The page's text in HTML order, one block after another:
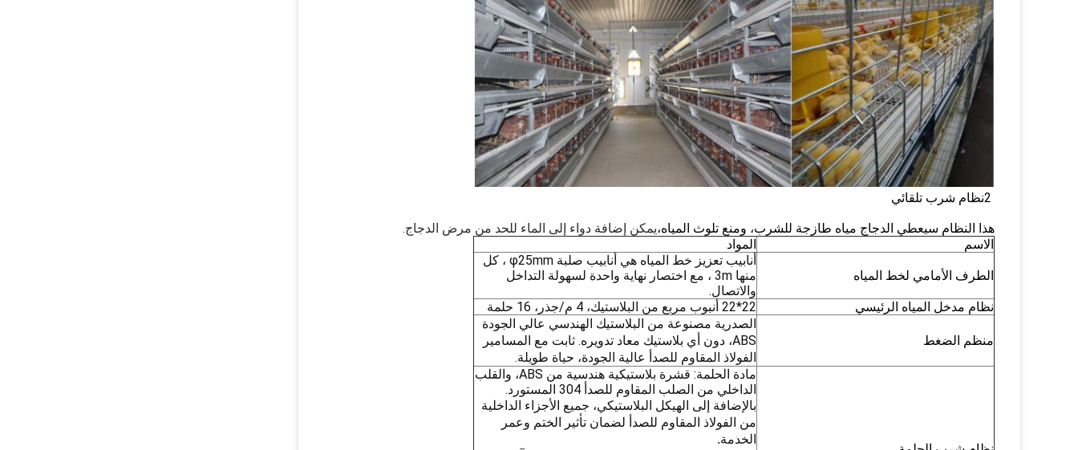
2نظام شرب تلقائي
هذا النظام سيعطي الدجاج مياه طازجة للشرب، ومنع تلوث المياه،يمكن إضافة دواء إلى الماء للحد من مرض الدجاج.
الاسم
المواد
الطرف الأمامي لخط المياه
أنابيب تعزيز خط المياه هي أنابيب صلبة φ25mm ، كل
منها 3m ، مع اختصار نهاية واحدة لسهولة التداخل
والاتصال.
نظام مدخل المياه الرئيسي
22*22 أنبوب مربع من البلاستيك، 4 م/جذر، 16 حلمة
منظم الضغط
الصدرية مصنوعة من البلاستيك الهندسي عالي الجودة
ABS، دون أي بلاستيك معاد تدويره. ثابت مع المسامير
الفولاذ المقاوم للصدأ عالية الجودة، حياة طويلة.
مادة الحلمة: قشرة بلاستيكية هندسية من ABS، والقلب
الداخلي من الصلب المقاوم للصدأ 304 المستورد.
بالإضافة إلى الهيكل البلاستيكي، جميع الأجزاء الداخلية
من الفولاذ المقاوم للصدأ لضمان تأثير الختم وعمر
الخدمة.